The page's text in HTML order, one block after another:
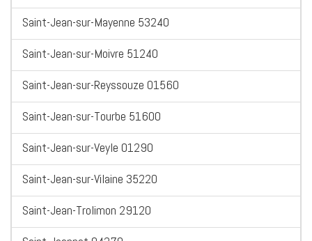
Saint-Jean-sur-Mayenne 53240
Saint-Jean-sur-Moivre 51240
Saint-Jean-sur-Reyssouze 01560
Saint-Jean-sur-Tourbe 51600
Saint-Jean-sur-Veyle 01290
Saint-Jean-sur-Vilaine 35220
Saint-Jean-Trolimon 29120